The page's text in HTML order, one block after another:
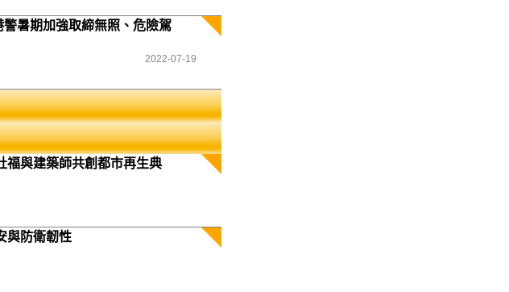
暑期加強取締無照、危險駕
2022-07-19
福與建築師共創都市再生典
與防衛韌性